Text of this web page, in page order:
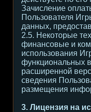
Зачисление
Пользователя
данных,
2.5. Некоторые
финансовые и
использования
функциональных
расширенной
сведения
размещения
3. Лицензия на